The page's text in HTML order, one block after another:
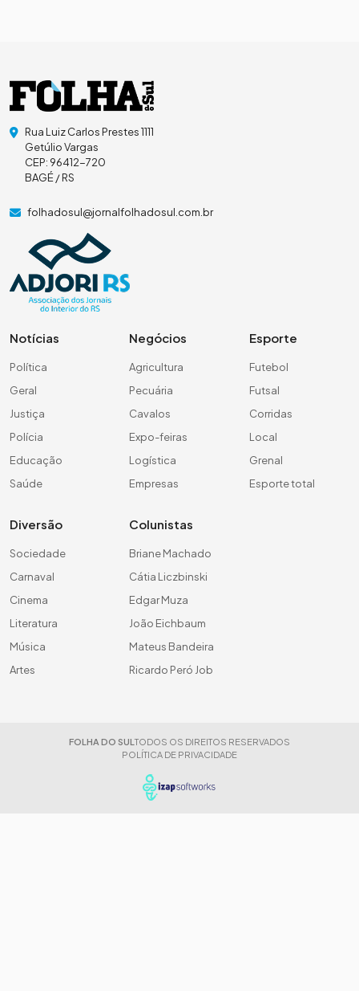
Rua Luiz Carlos Prestes 1111
Getúlio Vargas
CEP: 96412-720
BAGÉ / RS
folhadosul@jornalfolhadosul.com.br
Notícias
Política
Geral
Justiça
Polícia
Educação
Saúde
Negócios
Agricultura
Pecuária
Cavalos
Expo-feiras
Logística
Empresas
Esporte
Futebol
Futsal
Corridas
Local
Grenal
Esporte total
Diversão
Sociedade
Carnaval
Cinema
Literatura
Música
Artes
Colunistas
Briane Machado
Cátia Liczbinski
Edgar Muza
João Eichbaum
Mateus Bandeira
Ricardo Peró Job
FOLHA DO SUL TODOS OS DIREITOS RESERVADOS
POLÍTICA DE PRIVACIDADE